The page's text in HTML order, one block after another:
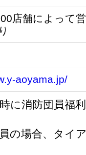
店舗によって
aoyama.jp/
に消防団員福
の場合、タイ